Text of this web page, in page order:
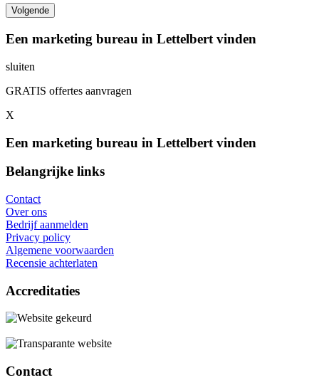
Een marketing bureau in Lettelbert vinden
sluiten
GRATIS offertes aanvragen
X
Een marketing bureau in Lettelbert vinden
Belangrijke links
Contact
Over ons
Bedrijf aanmelden
Privacy policy
Algemene voorwaarden
Recensie achterlaten
Accreditaties
Contact